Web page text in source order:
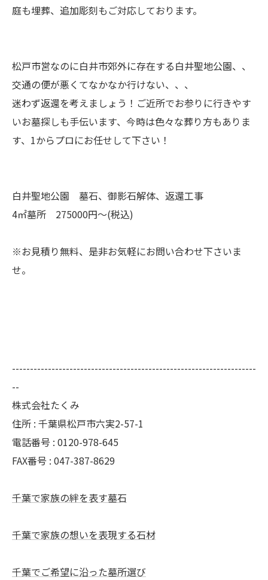
庭も埋葬、追加彫刻もご対応しております。
松戸市営なのに白井市郊外に存在する白井聖地公園、、
交通の便が悪くてなかなか行けない、、、
迷わず返還を考えましょう！ご近所でお参りに行きやす
いお墓探しも手伝います、今時は色々な葬り方もありま
す、1からプロにお任せして下さい！
白井聖地公園 墓石、御影石解体、返還工事
4㎡墓所 275000円～(税込)
※お見積り無料、是非お気軽にお問い合わせ下さいま
せ。
--------------------------------------------------------------------
--
株式会社たくみ
住所 : 千葉県松戸市六実2-57-1
電話番号 : 0120-978-645
FAX番号 : 047-387-8629
千葉で家族の絆を表す墓石
千葉で家族の想いを表現する石材
千葉でご希望に沿った墓所選び